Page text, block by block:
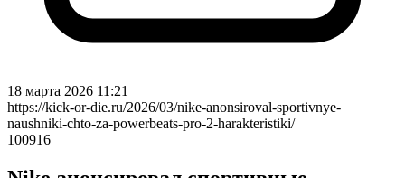
18 марта 2026 11:21
https://kick-or-die.ru/2026/03/nike-anonsiroval-sportivnye-
naushniki-chto-za-powerbeats-pro-2-harakteristiki/
100916